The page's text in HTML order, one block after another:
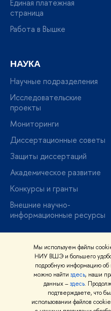
Мы используем файлы
НИУ ВШЭ и большего
подробную информацию об
можно найти здесь, наши
данных –здесь.
подтверждаете, что
использовании файлов
Единая платежная
страница
Работа в Вышке
НАУКА
Научные подразделения
Исследовательские
проекты
Мониторинги
Диссертационные советы
Защиты диссертаций
Академическое развитие
Конкурсы и гранты
Внешние научно-
информационные ресурсы
© НИУ ВШЭ, 1993–2026 Условия
Правила
Карта сайта
Шрифты HSE Sans и HSE Slab